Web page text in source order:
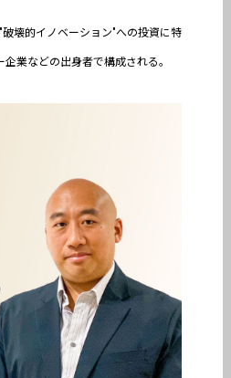
壊的イノベーション"への投資に特
業などの出身者で構成される。